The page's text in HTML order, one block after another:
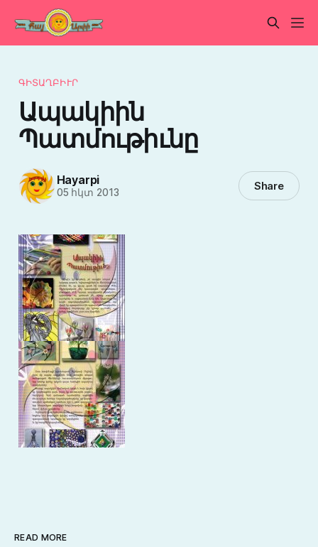
ԳԻՏԱՂԲԻՒՐ
Ապակիին
Պատմութիւնը
Hayarpi
05 հկտ 2013 Share
READ MORE